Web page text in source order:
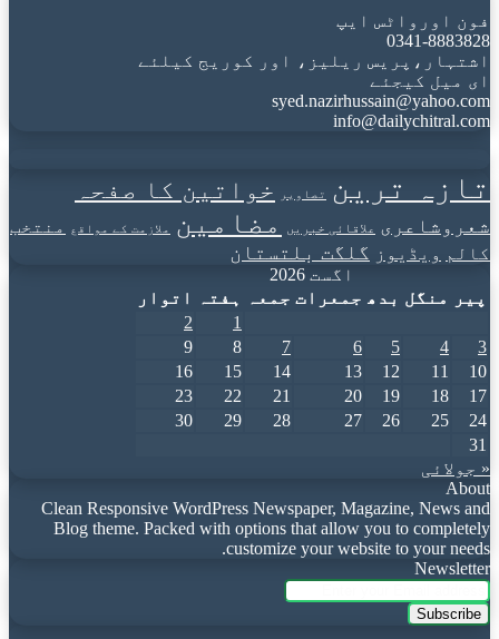
فون اورواٹس ایپ
0341-8883828
اشتہار،پریس ریلیز، اور کوریج کیلئے
ای میل کیجئے
syed.nazirhussain@yahoo.com
info@dailychitral.com
تازہ ترین تصاویر خواتین کا صفحہ
شعروشاعری علاقائی خبریں مضامین ملازمت کے مواقع
منتخب
کالم ویڈیوز گلگت بلتستان
اگست 2026
پیر
منگل بدھ جمعرات جمعہ ہفتہ
اتوار
1
2
3
4
5
6
7
8
9
10
11
12
13
14
15
16
17
18
19
20
21
22
23
24
25
26
27
28
29
30
31
« جولائی
About
Clean Responsive WordPress Newspaper, Magazine, News and
Blog theme. Packed with options that allow you to completely
customize your website to your needs.
Newsletter
Enter
your
Email